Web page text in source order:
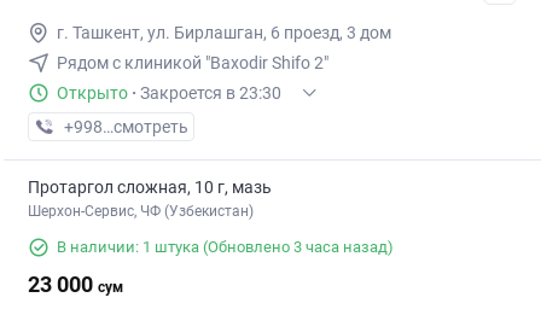
г. Ташкент, ул. Бирлашган, 6 проезд, 3 дом
Рядом с клиникой "Baxodir Shifo 2"
Открыто · Закроется в 23:30
+998 (90) XXX-XX-XX
смотреть
Протаргол сложная, 10 г, мазь
Шерхон-Сервис, ЧФ (Узбекистан)
В наличии: 1 штука (Обновлено 3 часа назад)
23 000 сум